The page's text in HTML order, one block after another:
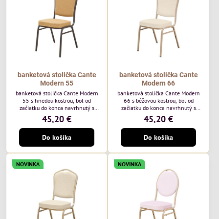
každodenné...
banketová stolička Cante
Modern 55
banketová stolička Cante Modern
55 s hnedou kostrou, bol od
začiatku do konca navrhnutý s
ohľadom na elegantné a
sofistikované priestory pre
pohostinstvá. Má hnedý rám a
medovo tónované čalúnenie Moss
48 od poľskej značky Davis –
medový odtieň s mäkkým
povrchom - je ideálna do svetlých
priestorov. Stolička kombinuje
klasický dizajn s modernou
funkčnosťou. Je odolná, pohodlná a
pripravená na...
45,20 €
Do košíka
banketová stolička Cante
Modern 66
banketová stolička Cante Modern
66 s béžovou kostrou, bol od
začiatku do konca navrhnutý s
ohľadom na elegantné a
sofistikované priestory pre
pohostinstvá. Má béžový rám a
čalúnenie Soro 02 od poľskej
značky Davis – béžová farba s
mäkkým povrchom je ideálna do
svetlých priestorov. Stolička
kombinuje klasický dizajn s
modernou funkčnosťou. Je odolná,
pohodlná a pripravená na
každodenné použitie...
45,20 €
Do košíka
NOVINKA NOVINKA